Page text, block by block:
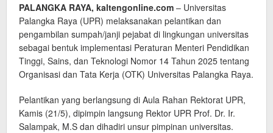
PALANGKA RAYA, kaltengonline.com – Universitas
Palangka Raya (UPR) melaksanakan pelantikan dan
pengambilan sumpah/janji pejabat di lingkungan universitas
sebagai bentuk implementasi Peraturan Menteri Pendidikan
Tinggi, Sains, dan Teknologi Nomor 14 Tahun 2025 tentang
Organisasi dan Tata Kerja (OTK) Universitas Palangka Raya.
Pelantikan yang berlangsung di Aula Rahan Rektorat UPR,
Kamis (21/5), dipimpin langsung Rektor UPR Prof. Dr. Ir.
Salampak, M.S dan dihadiri unsur pimpinan universitas.